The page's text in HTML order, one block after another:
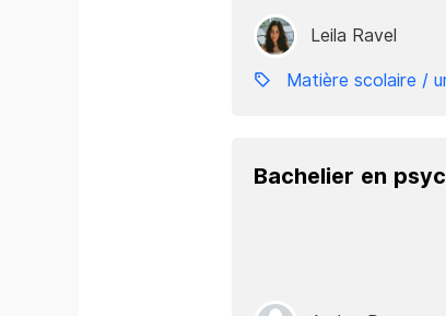
Leila Ravel
Matière scolaire /
Bachelier en